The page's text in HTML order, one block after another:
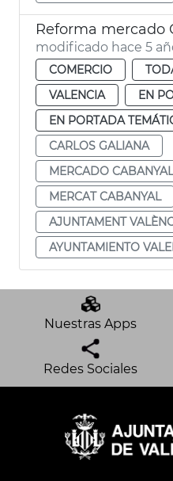
Reforma mercado
modificado hace 5
COMERCIO
VALENCIA
EN
EN PORTADA
CARLOS GALIANA
MERCADO CABANYAL
MERCAT CABANYAL
AJUNTAMENT
AYUNTAMIENTO
Nuestras Apps
Redes Sociales